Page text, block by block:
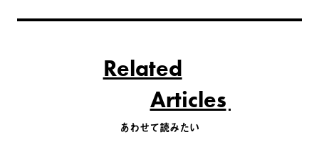
Related
Articles
あわせて読みたい